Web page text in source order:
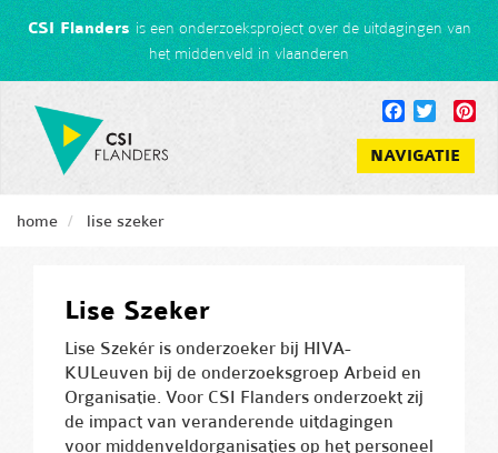
Overslaan
en
naar
de
inhoud
CSI Flandersis een onderzoeksproject over de uitdagingen van
het middenveld in vlaanderen
Facebook
Twitter
NAVIGATIE
home lise szeker
Lise Szeker
Lise Szekér is onderzoeker bij HIVA-
KULeuven bij de onderzoeksgroep Arbeid en
Organisatie. Voor CSI Flanders onderzoekt zij
de impact van veranderende uitdagingen
voor middenveldorganisaties op het personeel